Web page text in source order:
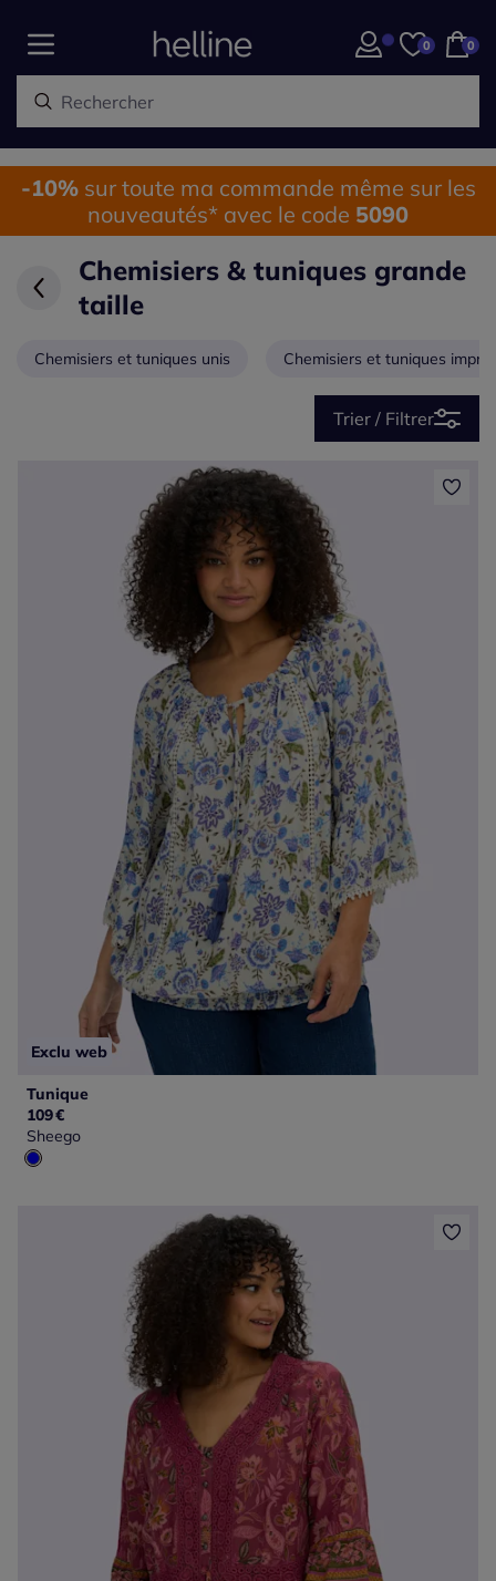
0 0
-10%sur toute ma commande même sur les
nouveautés* avec le code 5090
Chemisiers & tuniques grande
taille
Chemisiers et tuniques unis Chemisiers et tuniques
Trier / Filtrer
Exclu web
Tunique
109€
Sheego